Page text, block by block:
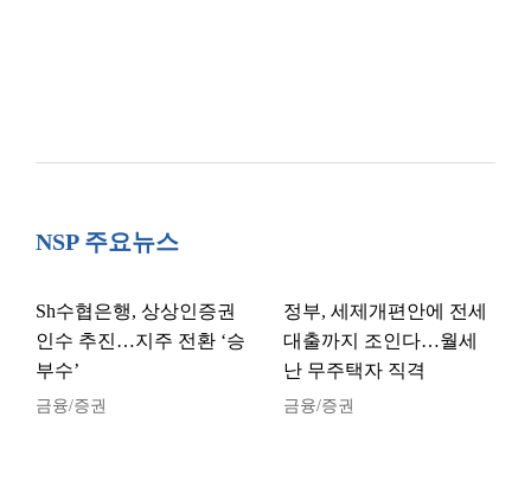
NSP 주요뉴스
Sh수협은행, 상상인증권
인수 추진…지주 전환 ‘승
부수’
금융/증권
정부, 세제개편안에 전세
대출까지 조인다…월세
난 무주택자 직격
금융/증권